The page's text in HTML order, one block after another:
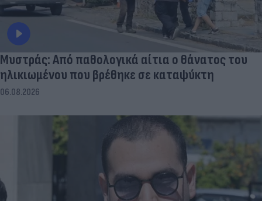
Μυστράς: Από παθολογικά αίτια ο θάνατος του
ηλικιωμένου που βρέθηκε σε καταψύκτη
06.08.2026